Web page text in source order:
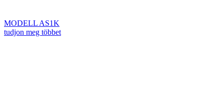
MODELL AS1K
tudjon meg többet